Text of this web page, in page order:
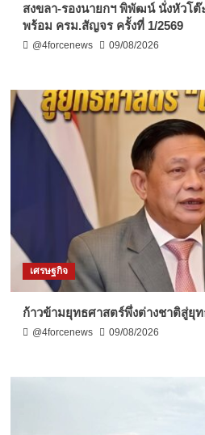
สงขลา-รองนายกฯ พิพัฒน์ นั่งหัวโต๊
พร้อม ครม.สัญจร ครั้งที่ 1/2569
@4forcenews 09/08/2026
เศรษฐกิจ
ก้าวข้ามยุทธศาสตร์พึ่งต่างชาติสู่ยุ
@4forcenews 09/08/2026